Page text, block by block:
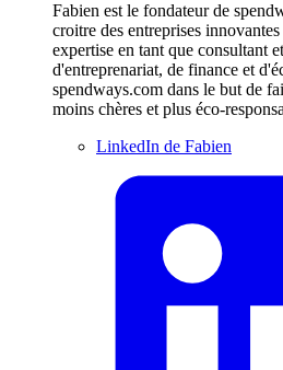
Fabien est le fondateur de
croitre des entreprises
expertise en tant que consultant
d'entreprenariat, de finance et
spendways.com dans le but de
moins chères et plus éco-
LinkedIn de Fabien